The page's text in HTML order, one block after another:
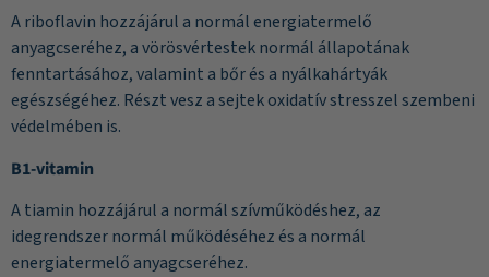
A riboflavin hozzájárul a normál energiatermelő
anyagcseréhez, a vörösvértestek normál állapotának
fenntartásához, valamint a bőr és a nyálkahártyák
egészségéhez. Részt vesz a sejtek oxidatív stresszel szembeni
védelmében is.
B1-vitamin
A tiamin hozzájárul a normál szívműködéshez, az
idegrendszer normál működéséhez és a normál
energiatermelő anyagcseréhez.